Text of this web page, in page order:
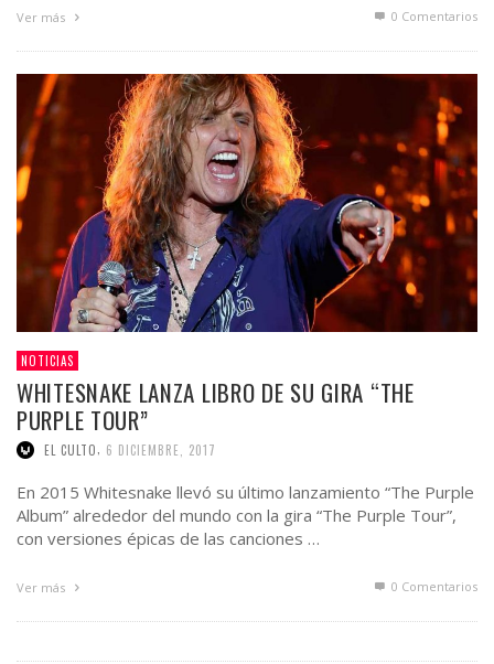
Ver más 0 Comentarios
NOTICIAS
WHITESNAKE LANZA LIBRO DE SU GIRA “THE
PURPLE TOUR”
EL CULTO, 6 DICIEMBRE, 2017
En 2015 Whitesnake llevó su último lanzamiento “The Purple
Album” alrededor del mundo con la gira “The Purple Tour”,
con versiones épicas de las canciones …
Ver más 0 Comentarios